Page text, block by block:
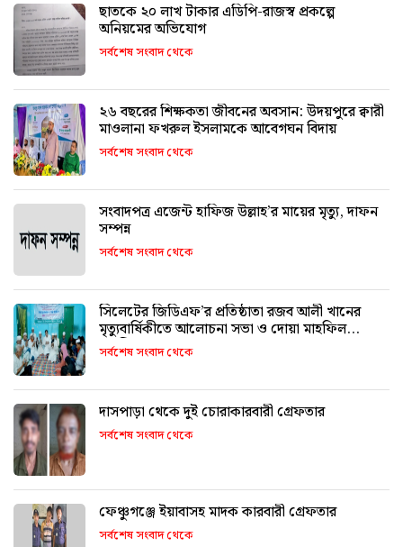
ছাতকে ২০ লাখ টাকার এডিপি-রাজস্ব প্রকল্পে
অনিয়মের অভিযোগ
সর্বশেষ সংবাদ থেকে
২৬ বছরের শিক্ষকতা জীবনের অবসান: উদয়পুরে ক্বারী
মাওলানা ফখরুল ইসলামকে আবেগঘন বিদায়
সর্বশেষ সংবাদ থেকে
সংবাদপত্র এজেন্ট হাফিজ উল্লাহ’র মায়ের মৃত্যু, দাফন
সম্পন্ন
সর্বশেষ সংবাদ থেকে
সিলেটের জিডিএফ’র প্রতিষ্ঠাতা রজব আলী খানের
মৃত্যুবার্ষিকীতে আলোচনা সভা ও দোয়া মাহফিল
অনুষ্ঠিত
সর্বশেষ সংবাদ থেকে
দাসপাড়া থেকে দুই চোরাকারবারী গ্রেফতার
সর্বশেষ সংবাদ থেকে
ফেঞ্চুগঞ্জে ইয়াবাসহ মাদক কারবারী গ্রেফতার
সর্বশেষ সংবাদ থেকে